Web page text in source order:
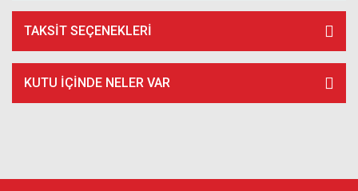
TAKSIT SEÇENEKLERI
KUTU İÇİNDE NELER VAR